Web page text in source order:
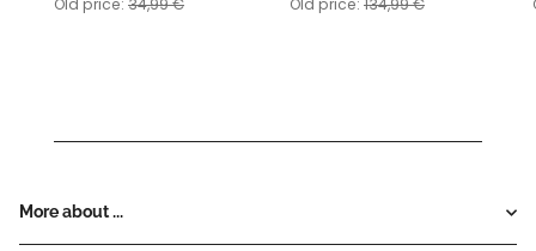
Old price: 34,99 € Old price: 134,99 €
More about ...